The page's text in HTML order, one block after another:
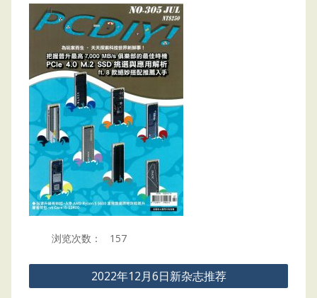
浏览次数： 157
Post
navigation
2022年12月6日新杂志推荐